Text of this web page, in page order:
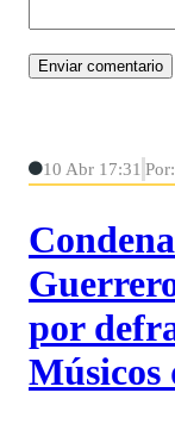
10 Abr 17:31
por
Músicos